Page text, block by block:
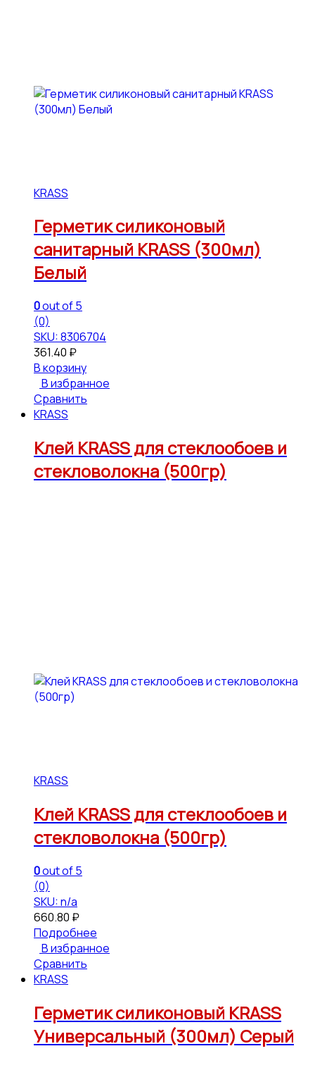
KRASS
Герметик силиконовый
санитарный KRASS (300мл)
Белый
0out of 5
(0)
SKU: 8306704
361.40 ₽
В корзину
В избранное
Сравнить
KRASS
Клей KRASS для стеклообоев и
стекловолокна (500гр)
KRASS
Клей KRASS для стеклообоев и
стекловолокна (500гр)
0out of 5
(0)
SKU: n/a
660.80 ₽
Подробнее
В избранное
Сравнить
KRASS
Герметик силиконовый KRASS
Универсальный (300мл) Серый